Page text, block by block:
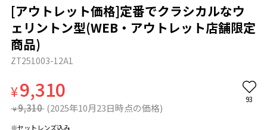
[アウトレット価格]定番でクラシカルなウ
ェリントン型(WEB・アウトレット店舗限定
商品)
ZT251003-12A1
¥9,310
¥ 9,310 (2025年10月23日時点の価格)
93
※セットレンズ込み